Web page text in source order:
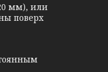
мм), или
поверх